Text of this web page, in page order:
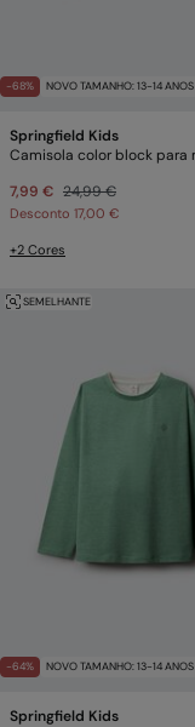
-68% NOVO TAMANHO: 13-14 ANOS
Springfield Kids
7,99 € 24,99 €
Desconto 17,00 €
+2 Cores
-64% NOVO TAMANHO: 13-14 ANOS
SEMELHANTE
Springfield Kids